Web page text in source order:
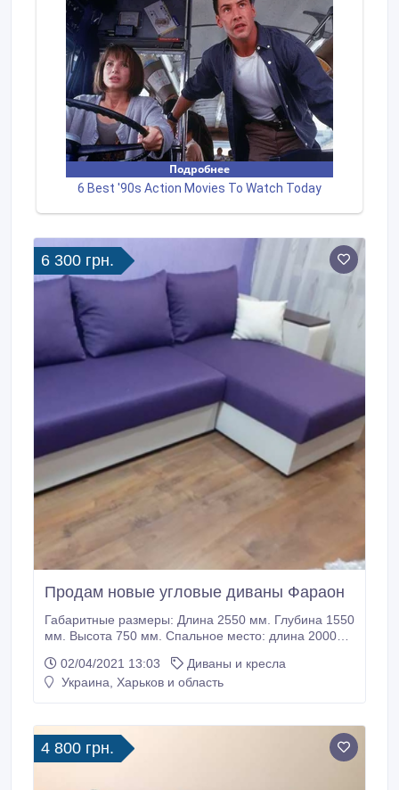
6 300 грн.
Продам новые угловые диваны Фараон
Габаритные размеры: Длина 2550 мм. Глубина 1550
мм. Высота 750 мм. Спальное место: длина 2000
дерево Сосна, ДСП, ДВП. Наполнение:
ортопедические буковые ламели 1сорт, войлок,
бельевые ниши в подлокотниках изготовлены из
Ламинированного ДСП, есть задняя стенка,
подушки в комплекте.
02/04/2021 13:03
Диваны и кресла
Украина, Харьков и область
4 800 грн.